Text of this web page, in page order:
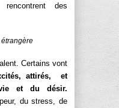
des
Certains vont
attirés, et
et du désir.
du stress, de